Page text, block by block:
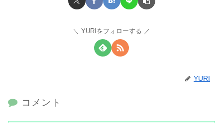
YURIをフォローする
YURI
コメント